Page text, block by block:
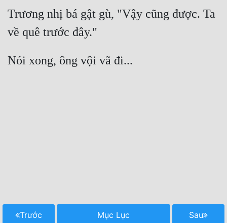
Trương nhị bá gật gù, "Vậy cũng được. Ta
Trước Mục Lục Sau